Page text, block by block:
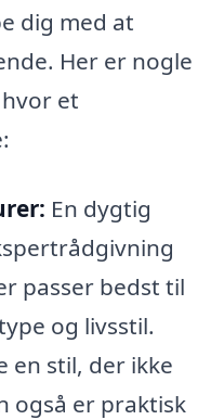
dig med at
Her er nogle
et
En dygtig
passer bedst til
og livsstil.
en stil, der ikke
også er praktisk